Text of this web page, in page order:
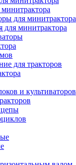
для минитрактора
для минитрактора
для тракторов
и культиваторов